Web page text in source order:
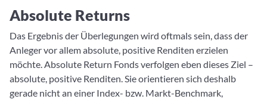
Absolute Returns
Das Ergebnis der Überlegungen wird oftmals sein, dass der
Anleger vor allem absolute, positive Renditen erzielen
möchte. Absolute Return Fonds verfolgen eben dieses Ziel –
absolute, positive Renditen. Sie orientieren sich deshalb
gerade nicht an einer Index- bzw. Markt-Benchmark,